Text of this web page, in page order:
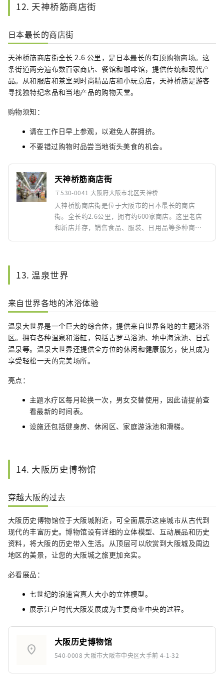
12. 天神桥筋商店街
日本最长的商店街
天神桥筋商店街全长 2.6 公里，是日本最长的有顶购物商场。这
条街道两旁遍布数百家商店、餐馆和咖啡馆，提供传统和现代产
品。从和服店和茶室到时尚精品店和小玩意店，天神桥筋是游客
寻找独特纪念品和当地产品的购物天堂。
购物须知：
请在工作日早上参观，以避免人群拥挤。
不要错过购物时品尝当地街头美食的机会。
天神桥筋商店街
〒530-0041 大阪府大阪市北区天神桥
天神桥筋商店街是位于大阪市的日本最长的商店
街。全长约2.6公里，拥有约600家商店。这里老店
和新店并存，销售食品、服装、日用品等多种商
13. 温泉世界
来自世界各地的沐浴体验
温泉大世界是一个巨大的综合体，提供来自世界各地的主题沐浴
区。拥有各种温泉和浴缸，包括古罗马浴池、地中海泳池、日式
温泉等。温泉大世界还提供全方位的休闲和健康服务，使其成为
享受轻松一天的完美场所。
亮点：
主题水疗区每月轮换一次，男女交替使用，因此请提前查
看最新的时间表。
设施还包括健身房、休闲区、家庭游泳池和滑梯。
14. 大阪历史博物馆
穿越大阪的过去
大阪历史博物馆位于大阪城附近，可全面展示这座城市从古代到
现代的丰富历史。博物馆设有详细的立体模型、互动展品和历史
资料，将大阪的历史带入生活。从顶层可以欣赏到大阪城及周边
地区的美景，让您的大阪城之旅更加充实。
必看展品：
七世纪的浪速宫真人大小的立体模型。
展示江户时代大阪发展成为主要商业中央的过程。
location_on
大阪历史博物馆
540-0008 大阪市大阪市中央区大手前 4-1-32